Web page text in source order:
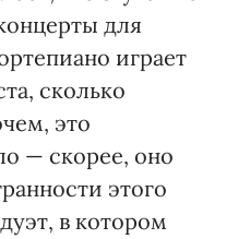
для
играет
сколько
это
— скорее, оно
этого
в котором